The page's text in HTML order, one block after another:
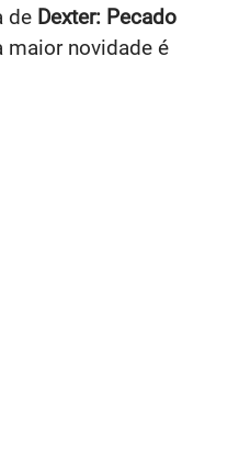
de Dexter: Pecado
maior novidade é